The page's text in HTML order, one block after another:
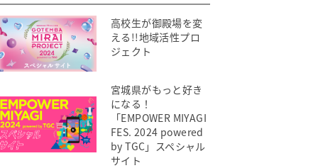
高校生が御殿場を変
える!!地域活性プロ
ジェクト
宮城県がもっと好き
になる！
「EMPOWER MIYAGI
FES. 2024 powered
by TGC」スペシャル
サイト